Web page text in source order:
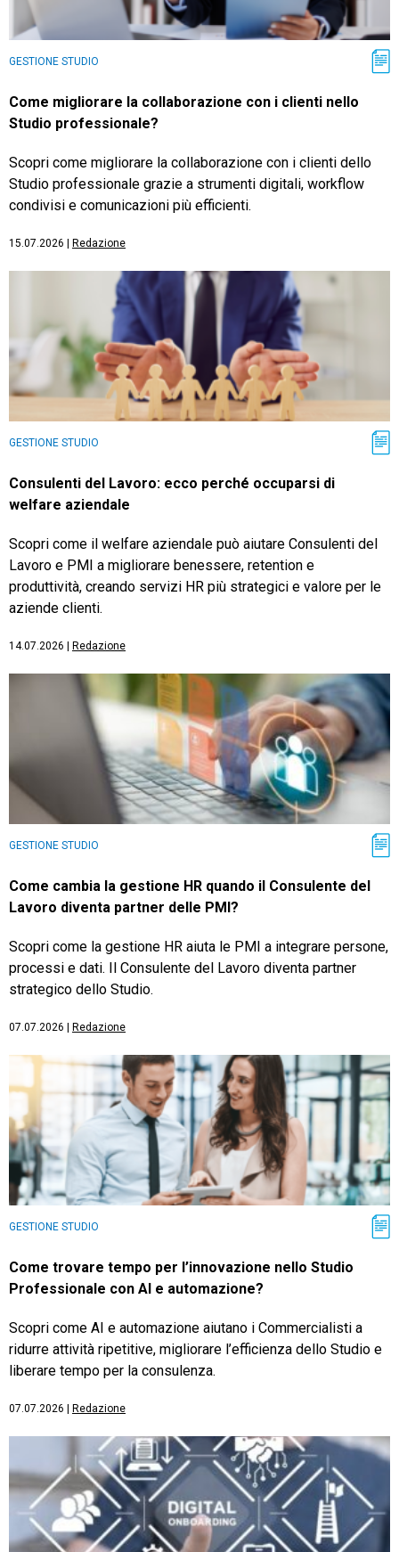
GESTIONE STUDIO
Come migliorare la collaborazione con i clienti nello
Studio professionale?
Scopri come migliorare la collaborazione con i clienti dello
Studio professionale grazie a strumenti digitali, workflow
condivisi e comunicazioni più efficienti.
15.07.2026 Redazione
GESTIONE STUDIO
Consulenti del Lavoro: ecco perché occuparsi di
welfare aziendale
Scopri come il welfare aziendale può aiutare Consulenti del
Lavoro e PMI a migliorare benessere, retention e
produttività, creando servizi HR più strategici e valore per le
aziende clienti.
14.07.2026 Redazione
GESTIONE STUDIO
Come cambia la gestione HR quando il Consulente del
Lavoro diventa partner delle PMI?
Scopri come la gestione HR aiuta le PMI a integrare persone,
processi e dati. Il Consulente del Lavoro diventa partner
strategico dello Studio.
07.07.2026 Redazione
GESTIONE STUDIO
Come trovare tempo per l’innovazione nello Studio
Professionale con AI e automazione?
Scopri come AI e automazione aiutano i Commercialisti a
ridurre attività ripetitive, migliorare l’efficienza dello Studio e
liberare tempo per la consulenza.
07.07.2026 Redazione